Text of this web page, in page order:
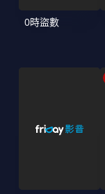
0時盜數